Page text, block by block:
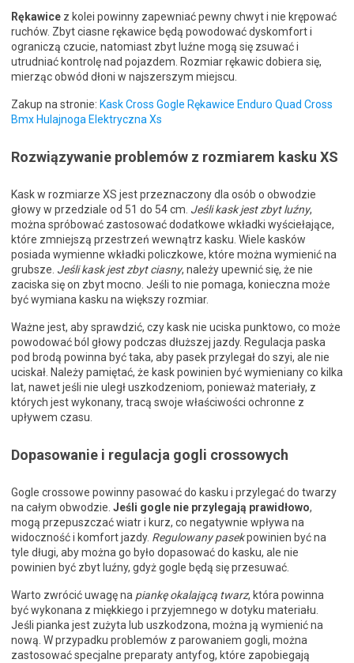
Rękawice z kolei powinny zapewniać pewny chwyt i nie krępować
ruchów. Zbyt ciasne rękawice będą powodować dyskomfort i
ograniczą czucie, natomiast zbyt luźne mogą się zsuwać i
utrudniać kontrolę nad pojazdem. Rozmiar rękawic dobiera się,
mierząc obwód dłoni w najszerszym miejscu.
Zakup na stronie: Kask Cross Gogle Rękawice Enduro Quad Cross
Bmx Hulajnoga Elektryczna Xs
Rozwiązywanie problemów z rozmiarem kasku XS
Kask w rozmiarze XS jest przeznaczony dla osób o obwodzie
głowy w przedziale od 51 do 54 cm. Jeśli kask jest zbyt luźny,
można spróbować zastosować dodatkowe wkładki wyściełające,
które zmniejszą przestrzeń wewnątrz kasku. Wiele kasków
posiada wymienne wkładki policzkowe, które można wymienić na
grubsze. Jeśli kask jest zbyt ciasny, należy upewnić się, że nie
zaciska się on zbyt mocno. Jeśli to nie pomaga, konieczna może
być wymiana kasku na większy rozmiar.
Ważne jest, aby sprawdzić, czy kask nie uciska punktowo, co może
powodować ból głowy podczas dłuższej jazdy. Regulacja paska
pod brodą powinna być taka, aby pasek przylegał do szyi, ale nie
uciskał. Należy pamiętać, że kask powinien być wymieniany co kilka
lat, nawet jeśli nie uległ uszkodzeniom, ponieważ materiały, z
których jest wykonany, tracą swoje właściwości ochronne z
upływem czasu.
Dopasowanie i regulacja gogli crossowych
Gogle crossowe powinny pasować do kasku i przylegać do twarzy
na całym obwodzie. Jeśli gogle nie przylegają prawidłowo,
mogą przepuszczać wiatr i kurz, co negatywnie wpływa na
widoczność i komfort jazdy. Regulowany pasekpowinien być na
tyle długi, aby można go było dopasować do kasku, ale nie
powinien być zbyt luźny, gdyż gogle będą się przesuwać.
Warto zwrócić uwagę na piankę okalającą twarz, która powinna
być wykonana z miękkiego i przyjemnego w dotyku materiału.
Jeśli pianka jest zużyta lub uszkodzona, można ją wymienić na
nową. W przypadku problemów z parowaniem gogli, można
zastosować specjalne preparaty antyfog, które zapobiegają